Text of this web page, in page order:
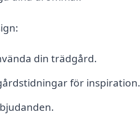
din trädgård.
för inspiration.